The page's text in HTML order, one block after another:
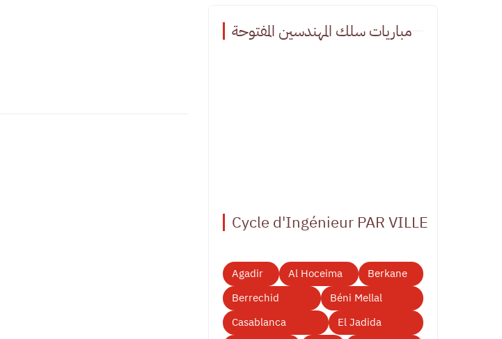
مباريات سلك المهندسين المفتوحة
Cycle d'Ingénieur PAR VILLE
Agadir Al Hoceima
Berkane
Berrechid
Béni Mellal
Casablanca
El Jadida